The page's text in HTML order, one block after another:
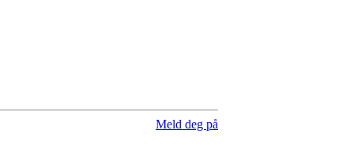
Meld deg på